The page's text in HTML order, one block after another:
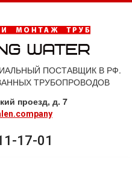
ПОСТАВЩИК В РФ.
ТРУБОПРОВОДОВ
проезд, д. 7
17-01